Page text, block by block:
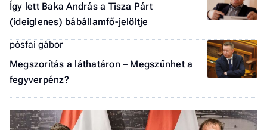
Így lett Baka András a Tisza Párt
(ideiglenes) bábállamfő-jelöltje
pósfai gábor
Megszorítás a láthatáron – Megszűnhet a
fegyverpénz?